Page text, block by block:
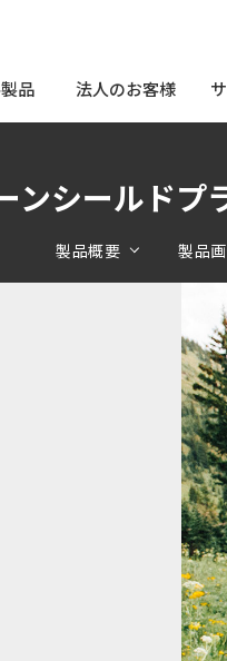
品
品 法人のお客様
法人のお客様
ンシールドプ
製品概要 製品